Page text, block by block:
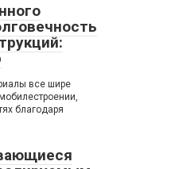
все шире
благодаря